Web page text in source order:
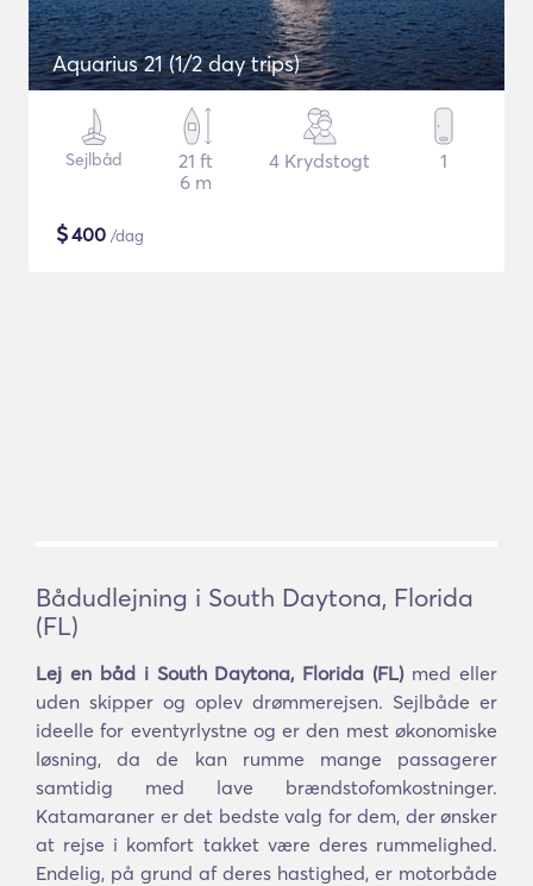
Aquarius 21 (1/2 day trips)
Sejlbåd
21 ft
6 m
4 Krydstogt 1
$400 /dag
Bådudlejning i South Daytona, Florida
(FL)
Lej en båd i South Daytona, Florida (FL)med eller
uden skipper og oplev drømmerejsen. Sejlbåde er
ideelle for eventyrlystne og er den mest økonomiske
løsning, da de kan rumme mange passagerer
samtidig med lave brændstofomkostninger.
Katamaraner er det bedste valg for dem, der ønsker
at rejse i komfort takket være deres rummelighed.
Endelig, på grund af deres hastighed, er motorbåde